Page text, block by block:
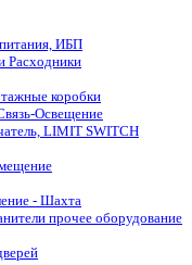
ИБП
Расходники
коробки
Освещение
LIMIT SWITCH
- Шахта
прочее оборудование